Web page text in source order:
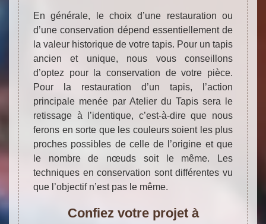
En générale, le choix d’une restauration ou
d’une conservation dépend essentiellement de
la valeur historique de votre tapis. Pour un tapis
ancien et unique, nous vous conseillons
d’optez pour la conservation de votre pièce.
Pour la restauration d’un tapis, l’action
principale menée par Atelier du Tapis sera le
retissage à l’identique, c’est-à-dire que nous
ferons en sorte que les couleurs soient les plus
proches possibles de celle de l’origine et que
le nombre de nœuds soit le même. Les
techniques en conservation sont différentes vu
que l’objectif n’est pas le même.
Confiez votre projet à